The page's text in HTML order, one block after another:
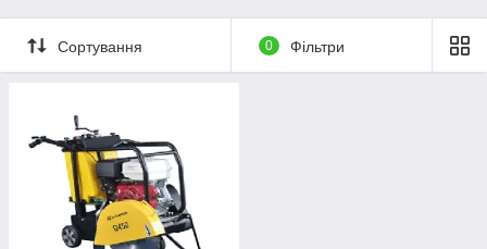
Сортування 0 Фільтри